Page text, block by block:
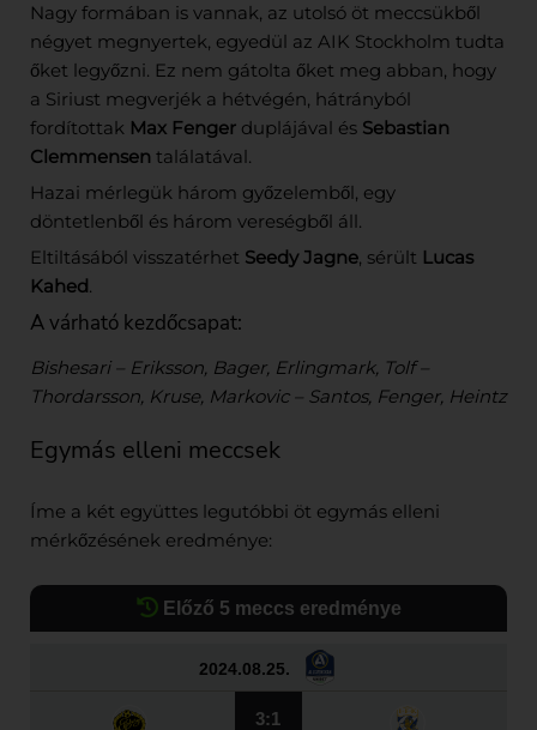
Nagy formában is vannak, az utolsó öt meccsükből
négyet megnyertek, egyedül az AIK Stockholm tudta
őket legyőzni. Ez nem gátolta őket meg abban, hogy
a Siriust megverjék a hétvégén, hátrányból
fordítottak Max Fenger duplájával és Sebastian
Clemmensen találatával.
Hazai mérlegük három győzelemből, egy
döntetlenből és három vereségből áll.
Eltiltásából visszatérhet Seedy Jagne, sérült Lucas
Kahed.
A várható kezdőcsapat:
Bishesari – Eriksson, Bager, Erlingmark, Tolf –
Thordarsson, Kruse, Markovic – Santos, Fenger, Heintz
Egymás elleni meccsek
Íme a két együttes legutóbbi öt egymás elleni
mérkőzésének eredménye:
Előző 5 meccs eredménye
2024.08.25.
3:1